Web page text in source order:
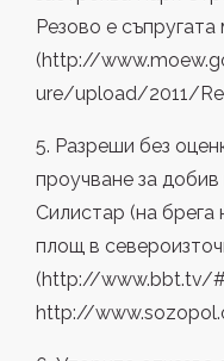
Резово е
(http://
ure/upload/2011/
5. Разреши без
проучване за
Силистар (на
площ в
(http://www.bbt.tv/
http://